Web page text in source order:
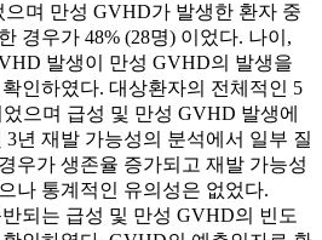
으며 만성 GVHD가 발생한 환자 중
경우가 48% (28명) 이었다. 나이,
발생이 만성 GVHD의 발생을
인하였다. 대상환자의 전체적인 5
으며 급성 및 만성 GVHD 발생에
년 재발 가능성의 분석에서 일부 질
우가 생존율 증가되고 재발 가능성
나 통계적인 유의성은 없었다.
되는 급성 및 만성 GVHD의 빈도